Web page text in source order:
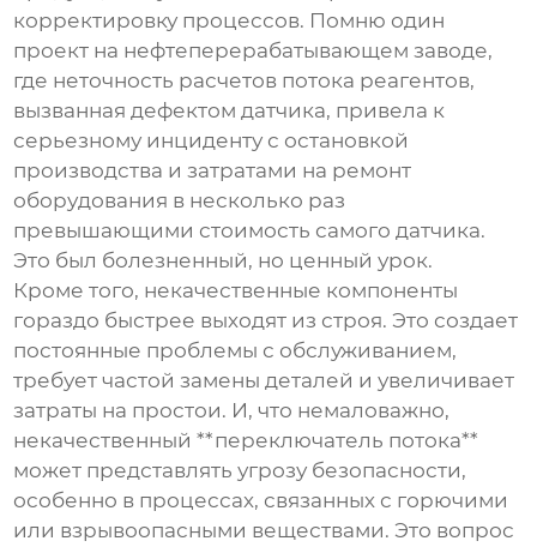
корректировку процессов. Помню один
проект на нефтеперерабатывающем заводе,
где неточность расчетов потока реагентов,
вызванная дефектом датчика, привела к
серьезному инциденту с остановкой
производства и затратами на ремонт
оборудования в несколько раз
превышающими стоимость самого датчика.
Это был болезненный, но ценный урок.
Кроме того, некачественные компоненты
гораздо быстрее выходят из строя. Это создает
постоянные проблемы с обслуживанием,
требует частой замены деталей и увеличивает
затраты на простои. И, что немаловажно,
некачественный **переключатель потока**
может представлять угрозу безопасности,
особенно в процессах, связанных с горючими
или взрывоопасными веществами. Это вопрос